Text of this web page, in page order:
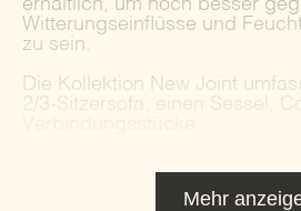
erhältlich, um noch besser
Witterungseinflüsse und
zu sein.
Die Kollektion New Joint
2/3-Sitzersofa, einen Sessel,
Mehr